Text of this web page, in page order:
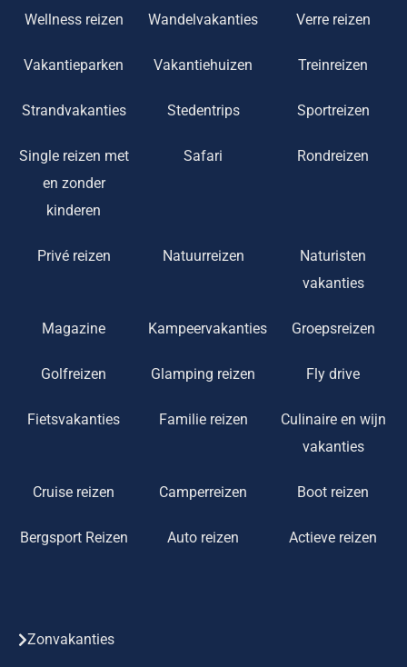
Wellness reizen Wandelvakanties Verre reizen
Vakantieparken Vakantiehuizen Treinreizen
Strandvakanties Stedentrips Sportreizen
Single reizen met
en zonder
kinderen
Safari Rondreizen
Privé reizen Natuurreizen
Naturisten
vakanties
Magazine Kampeervakanties Groepsreizen
Golfreizen Glamping reizen Fly drive
Fietsvakanties Familie reizen
Culinaire en wijn
vakanties
Cruise reizen Camperreizen Boot reizen
Bergsport Reizen Auto reizen Actieve reizen
Zonvakanties